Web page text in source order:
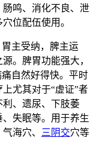
鸣、消化不良、泄
位配伍使用。
主受纳，脾主运
。脾胃功能强大，
自然好得快。平时
尤其对于“虚证”者
利、遗尿、下肢萎
失眠等。用于养生
气海穴、 三阴交穴等